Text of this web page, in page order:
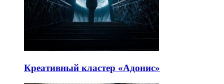
Креативный кластер «Адонис»